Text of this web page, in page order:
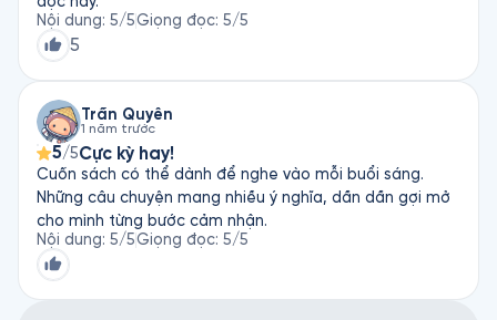
Nội dung: 5/5Giọng đọc: 5/5
5
Trần Quyên
1 năm trước
5/5Cực kỳ hay!
Cuốn sách có thể dành để nghe vào mỗi buổi sáng.
Những câu chuyện mang nhiều ý nghĩa, dần dần gợi mở
cho mình từng bước cảm nhận.
Nội dung: 5/5Giọng đọc: 5/5